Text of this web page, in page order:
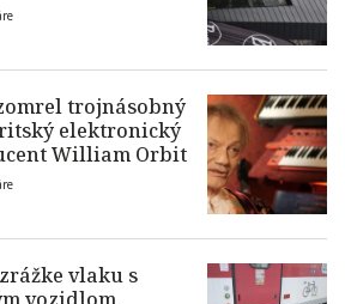
trojnásobný
elektronický
William Orbit
vlaku s